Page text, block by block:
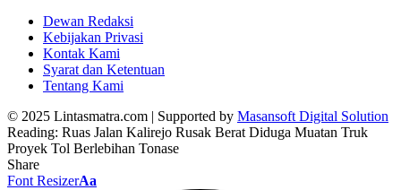
Dewan Redaksi
Kebijakan Privasi
Kontak Kami
Syarat dan Ketentuan
Tentang Kami
© 2025 Lintasmatra.com | Supported by Masansoft Digital Solution
Reading: Ruas Jalan Kalirejo Rusak Berat Diduga Muatan Truk
Proyek Tol Berlebihan Tonase
Share
Font ResizerAa